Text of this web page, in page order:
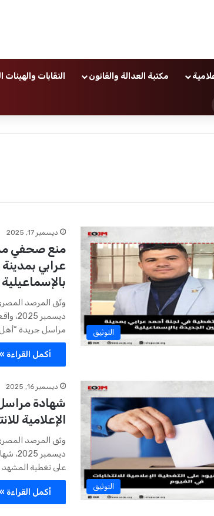
مكتبة العدالة والقانون النقابات
التوثيق
ديسمبر 17, 2025
منع صحفي
عرابي
بالإسماعيلية
مراسل جريدة
أكمل القراءة »
التوثيق
ديسمبر 16, 2025
شهادة
الإعلامية
على تغطية المشهد
أكمل القراءة »